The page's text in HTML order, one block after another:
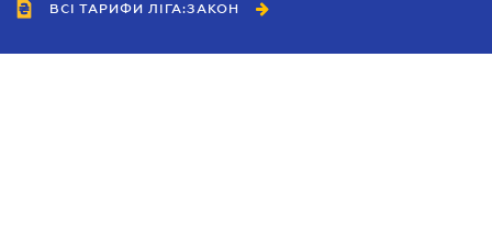
ВСІ ТАРИФИ ЛІГА:ЗАКОН